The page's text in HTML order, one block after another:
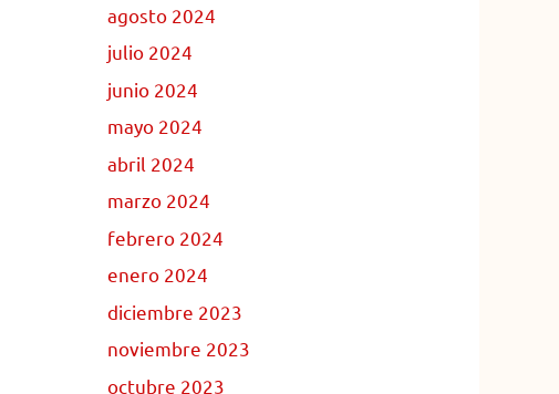
agosto 2024
julio 2024
junio 2024
mayo 2024
abril 2024
marzo 2024
febrero 2024
enero 2024
diciembre 2023
noviembre 2023
octubre 2023